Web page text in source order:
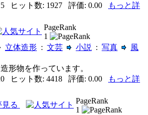
ヒット数: 1927 評価: 0.00
もっと詳
PageRank
1
立体造形 : 文芸 小説 : 写真
風
形物を作っています。
ヒット数: 4418 評価: 0.00
もっと詳
る
PageRank
1